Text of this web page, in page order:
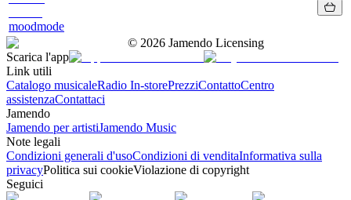
moodmode
© 2026 Jamendo Licensing
Scarica l'app
Link utili
Catalogo musicaleRadio In-storePrezziContattoCentro
assistenzaContattaci
Jamendo
Jamendo per artistiJamendo Music
Note legali
Condizioni generali d'usoCondizioni di venditaInformativa sulla
privacyPolitica sui cookieViolazione di copyright
Seguici